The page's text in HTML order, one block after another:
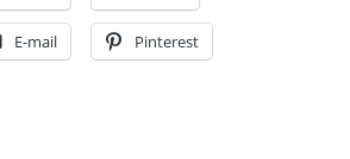
E-mail Pinterest